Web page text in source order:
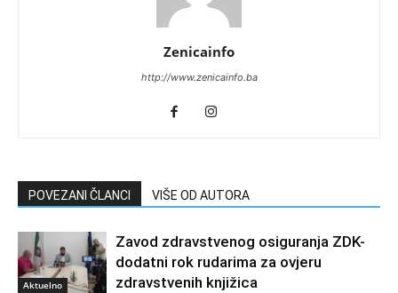
Zenicainfo
http://www.zenicainfo.ba
POVEZANI ČLANCI VIŠE OD AUTORA
Aktuelno
Zavod zdravstvenog osiguranja ZDK-
dodatni rok rudarima za ovjeru
zdravstvenih knjižica